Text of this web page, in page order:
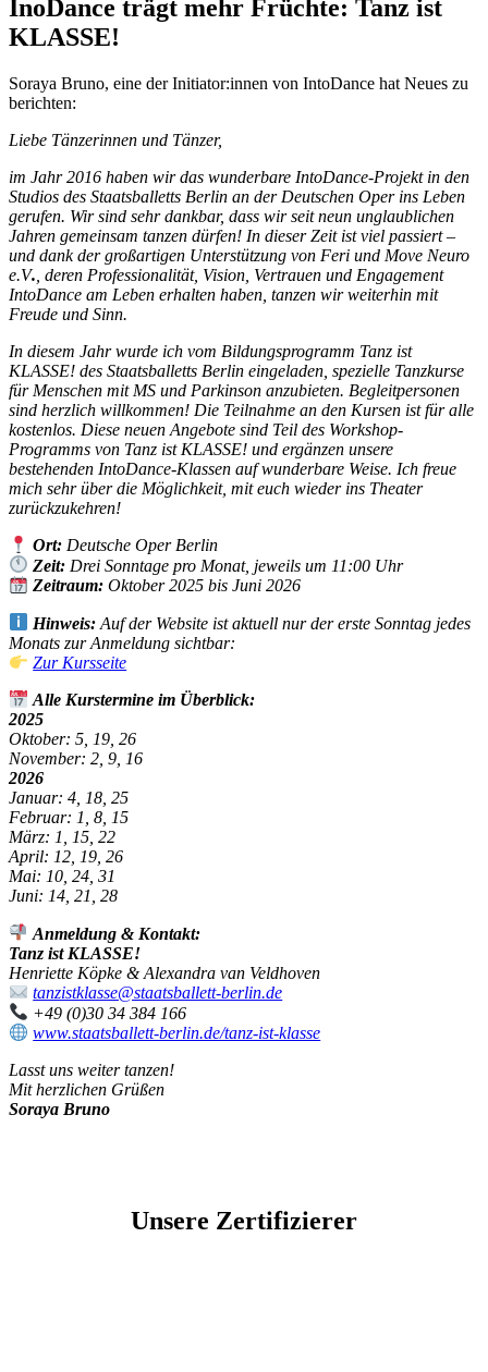
InoDance trägt mehr Früchte: Tanz ist
KLASSE!
Soraya Bruno, eine der Initiator:innen von IntoDance hat Neues zu
berichten:
Liebe Tänzerinnen und Tänzer,
im Jahr 2016 haben wir das wunderbare IntoDance-Projekt in den
Studios des Staatsballetts Berlin an der Deutschen Oper ins Leben
gerufen. Wir sind sehr dankbar, dass wir seit neun unglaublichen
Jahren gemeinsam tanzen dürfen! In dieser Zeit ist viel passiert –
und dank der großartigen Unterstützung von Feri und Move Neuro
e.V. , deren Professionalität, Vision, Vertrauen und Engagement
IntoDance am Leben erhalten haben, tanzen wir weiterhin mit
Freude und Sinn.
In diesem Jahr wurde ich vom Bildungsprogramm Tanz ist
KLASSE! des Staatsballetts Berlin eingeladen, spezielle Tanzkurse
für Menschen mit MS und Parkinson anzubieten. Begleitpersonen
sind herzlich willkommen! Die Teilnahme an den Kursen ist für alle
kostenlos. Diese neuen Angebote sind Teil des Workshop-
Programms von Tanz ist KLASSE! und ergänzen unsere
bestehenden IntoDance-Klassen auf wunderbare Weise. Ich freue
mich sehr über die Möglichkeit, mit euch wieder ins Theater
zurückzukehren!
Ort: Deutsche Oper Berlin
Zeit: Drei Sonntage pro Monat, jeweils um 11:00 Uhr
Zeitraum: Oktober 2025 bis Juni 2026
Hinweis: Auf der Website ist aktuell nur der erste Sonntag jedes
Monats zur Anmeldung sichtbar:
Zur Kursseite
Alle Kurstermine im Überblick:
2025
Oktober: 5, 19, 26
November: 2, 9, 16
2026
Januar: 4, 18, 25
Februar: 1, 8, 15
März: 1, 15, 22
April: 12, 19, 26
Mai: 10, 24, 31
Juni: 14, 21, 28
Anmeldung & Kontakt:
Tanz ist KLASSE!
Henriette Köpke & Alexandra van Veldhoven
tanzistklasse@staatsballett-berlin.de
+49 (0)30 34 384 166
www.staatsballett-berlin.de/tanz-ist-klasse
Lasst uns weiter tanzen!
Mit herzlichen Grüßen
Soraya Bruno
Unsere Zertifizierer